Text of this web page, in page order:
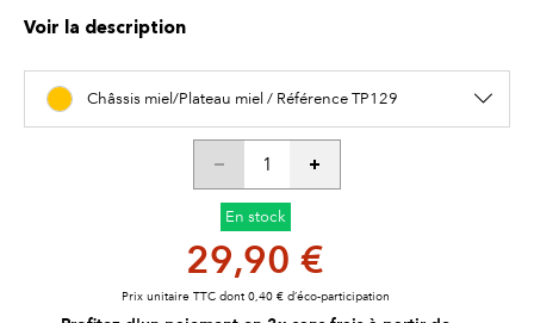
Voir la description
Châssis miel/Plateau miel / Référence TP129
En stock
29,90 €
Prix unitaire TTC dont 0,40 € d’éco-participation